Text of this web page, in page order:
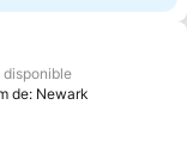
disponible
de: Newark